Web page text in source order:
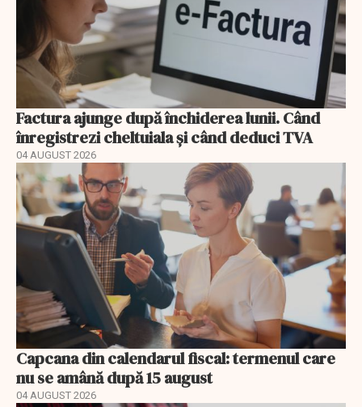
Factura ajunge după închiderea lunii. Când
înregistrezi cheltuiala și când deduci TVA
04 AUGUST 2026
Capcana din calendarul fiscal: termenul care
nu se amână după 15 august
04 AUGUST 2026